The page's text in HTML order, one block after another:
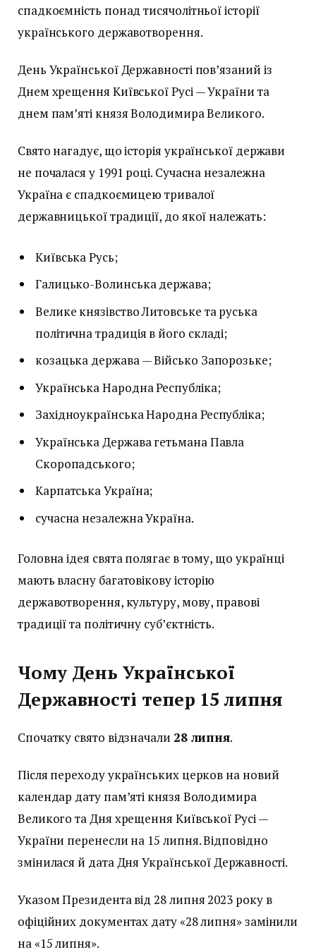
спадкоємність понад тисячолітньої історії
українського державотворення.
День Української Державності пов’язаний із
Днем хрещення Київської Русі — України та
днем пам’яті князя Володимира Великого.
Свято нагадує, що історія української держави
не почалася у 1991 році. Сучасна незалежна
Україна є спадкоємицею тривалої
державницької традиції, до якої належать:
Київська Русь;
Галицько-Волинська держава;
Велике князівство Литовське та руська
політична традиція в його складі;
козацька держава — Військо Запорозьке;
Українська Народна Республіка;
Західноукраїнська Народна Республіка;
Українська Держава гетьмана Павла
Скоропадського;
Карпатська Україна;
сучасна незалежна Україна.
Головна ідея свята полягає в тому, що українці
мають власну багатовікову історію
державотворення, культуру, мову, правові
традиції та політичну суб’єктність.
Чому День Української
Державності тепер 15 липня
Спочатку свято відзначали 28 липня.
Після переходу українських церков на новий
календар дату пам’яті князя Володимира
Великого та Дня хрещення Київської Русі —
України перенесли на 15 липня. Відповідно
змінилася й дата Дня Української Державності.
Указом Президента від 28 липня 2023 року в
офіційних документах дату «28 липня» замінили
на «15 липня».